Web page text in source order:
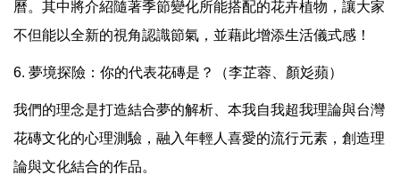
曆。其中將介紹隨著季節變化所能搭配的花卉植物，讓大家
不但能以全新的視角認識節氣，並藉此增添生活儀式感！
6. 夢境探險：你的代表花磚是？（李芷蓉、顏彣蘋）
我們的理念是打造結合夢的解析、本我自我超我理論與台灣
花磚文化的心理測驗，融入年輕人喜愛的流行元素，創造理
論與文化結合的作品。